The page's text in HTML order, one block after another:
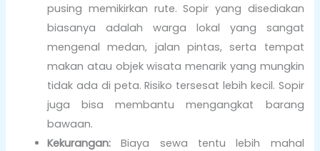
pusing memikirkan rute. Sopir yang disediakan
biasanya adalah warga lokal yang sangat
mengenal medan, jalan pintas, serta tempat
makan atau objek wisata menarik yang mungkin
tidak ada di peta. Risiko tersesat lebih kecil. Sopir
juga bisa membantu mengangkat barang
bawaan.
Kekurangan: Biaya sewa tentu lebih mahal